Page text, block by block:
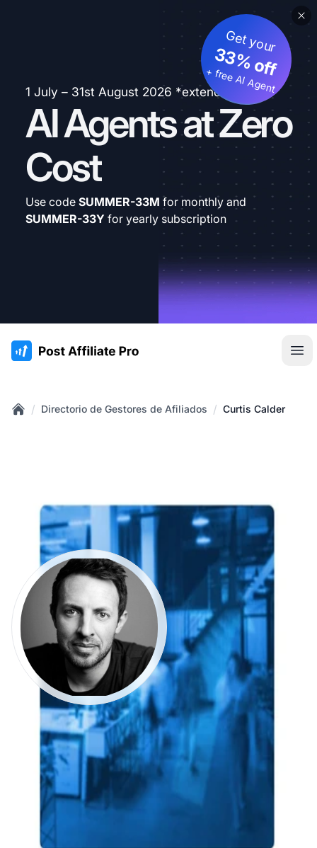
1 July – 31st August 2026 *extended
AI Agents at Zero
Cost
Get your
33% off
+ free AI Agent
Use code SUMMER-33M for monthly and
SUMMER-33Y for yearly subscription
:site.title
/ Directorio de Gestores de Afiliados / Curtis Calder